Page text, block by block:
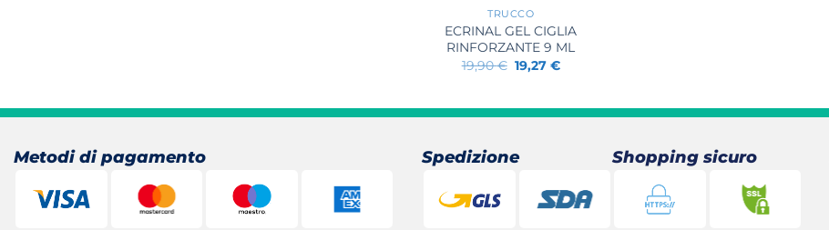
TRUCCO
ECRINAL GEL CIGLIA
RINFORZANTE 9 ML
19,90€ Il
prezzo
19,90 €.
19,27 €Il
19,27 €.
Metodi di pagamento Spedizione Shopping sicuro